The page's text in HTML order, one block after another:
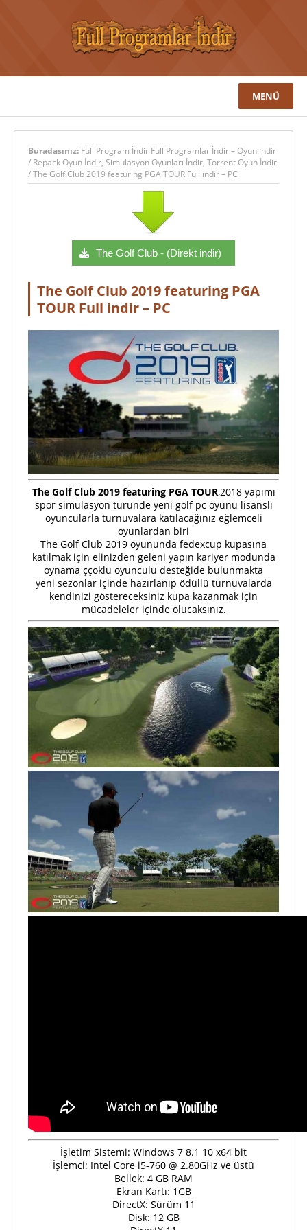
MENÜ
Buradasınız: Full Program İndir Full Programlar İndir – Oyun indir
/ Repack Oyun İndir, Simulasyon Oyunları İndir, Torrent Oyun İndir
/The Golf Club 2019 featuring PGA TOUR Full indir – PC
The Golf Club - (Direkt indir)
The Golf Club 2019 featuring PGA
TOUR Full indir – PC
The Golf Club 2019 featuring PGA TOUR,2018 yapımı
spor simulasyon türünde yeni golf pc oyunu lisanslı
oyuncularla turnuvalara katılacağınız eğlemceli
oyunlardan biri
The Golf Club 2019 oyununda fedexcup kupasına
katılmak için elinizden geleni yapın kariyer modunda
oynama ççoklu oyunculu desteğide bulunmakta
yeni sezonlar içinde hazırlanıp ödüllü turnuvalarda
kendinizi göstereceksiniz kupa kazanmak için
mücadeleler içinde olucaksınız.
İşletim Sistemi: Windows 7 8.1 10 x64 bit
İşlemci: Intel Core i5-760 @ 2.80GHz ve üstü
Bellek: 4 GB RAM
Ekran Kartı: 1GB
DirectX: Sürüm 11
Disk: 12 GB